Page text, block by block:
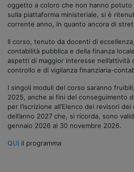
oggetto a coloro che non hanno potuto
sulla piattaforma ministeriale, si è
corrente anno, in quanto ancora di
Il corso, tenuto da docenti di
contabilità pubblica e della finanza
aspetti di maggior interesse nell’attività
controllo e di vigilanza finanziaria-
I singoli moduli del corso saranno
2025, anche ai fini del conseguimento
per l’iscrizione all’Elenco dei revisori
dell’anno 2027 che, si ricorda, sono
gennaio 2026 al 30 novembre 2026.
QUI il programma